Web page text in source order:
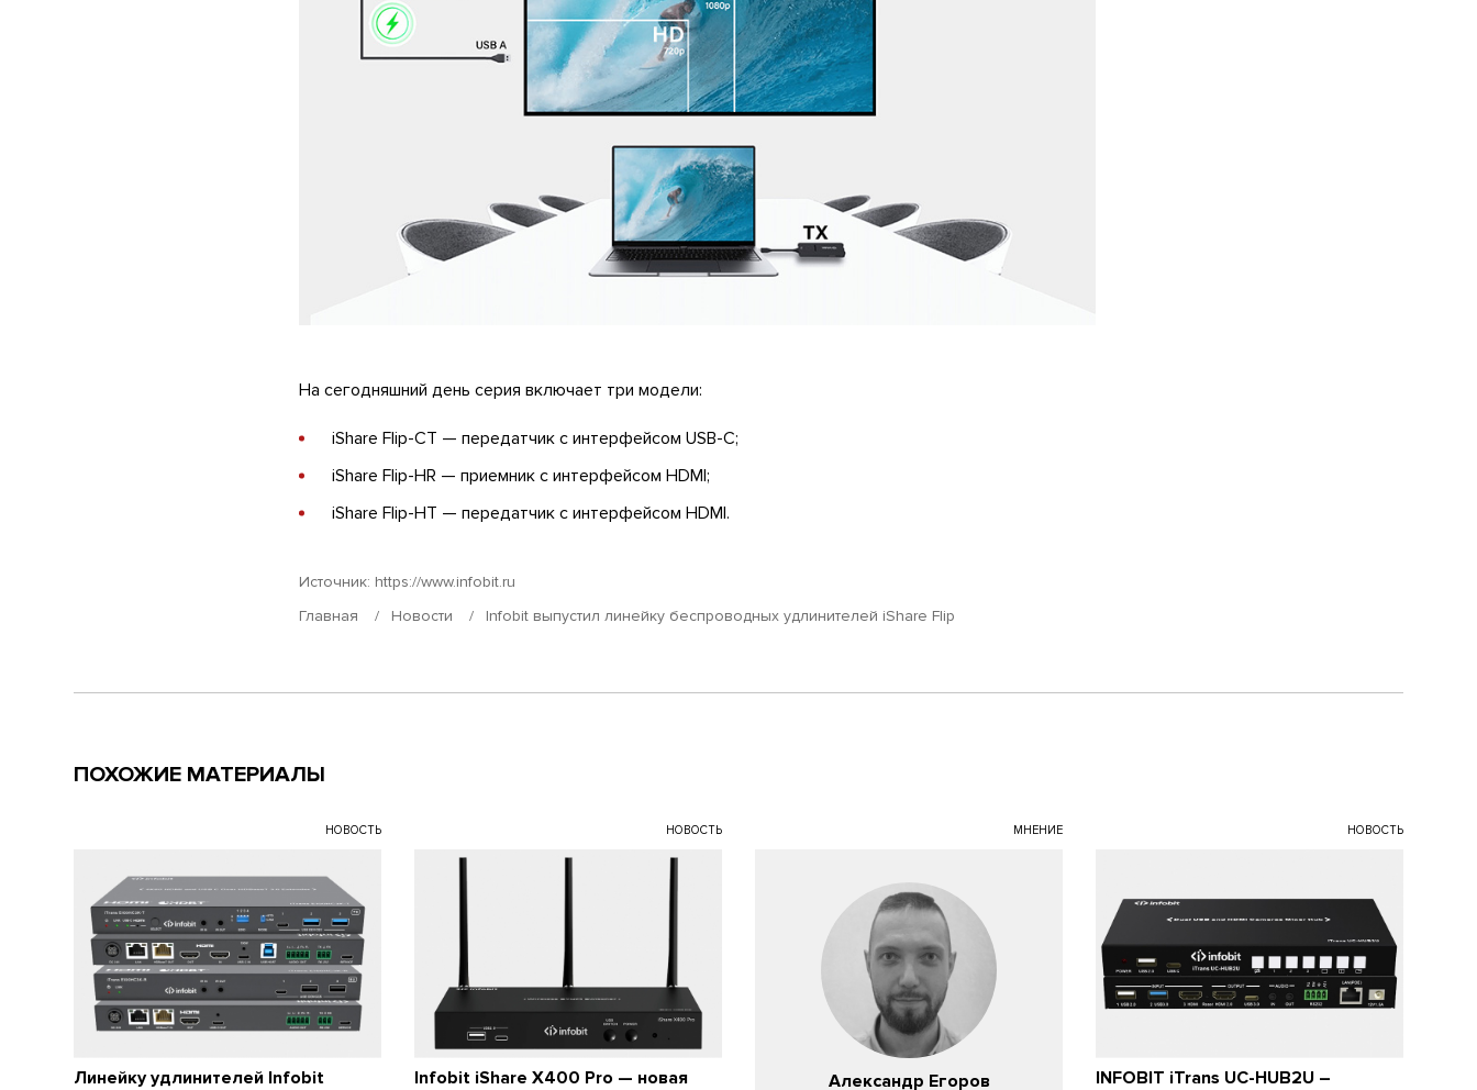
На сегодняшний день серия включает три модели:
iShare Flip-CT — передатчик с интерфейсом USB-C;
iShare Flip-HR — приемник с интерфейсом HDMI;
iShare Flip-HT — передатчик с интерфейсом HDMI.
Источник: https://www.infobit.ru
Главная
Новости Infobit выпустил линейку беспроводных удлинителей iShare Flip
ПОХОЖИЕ МАТЕРИАЛЫ
НОВОСТЬ
Линейку удлинителей Infobit
НОВОСТЬ
Infobit iShare X400 Pro — новая
МНЕНИЕ
Александр Егоров
НОВОСТЬ
INFOBIT iTrans UC-HUB2U –